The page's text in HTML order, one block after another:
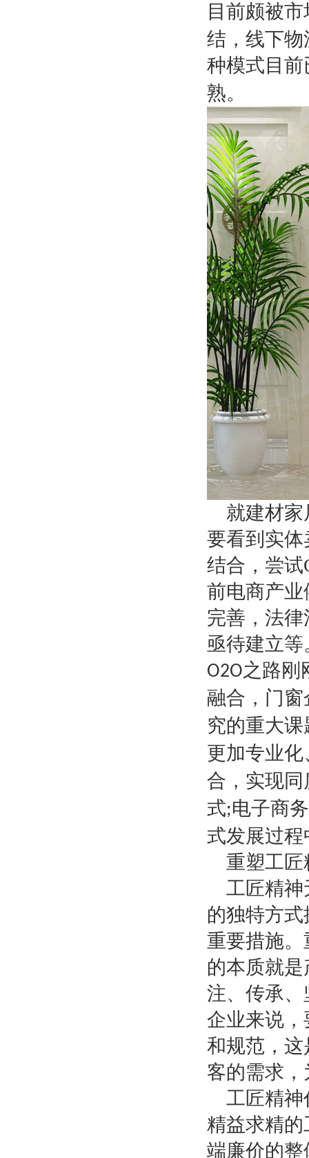
目前颇被
结，线下
种模式目
熟。
就建材
要看到实
结合，尝试
前电商产
完善，法
亟待建立
O2O之路刚
融合，门
究的重大
更加专业
合，实现
式;电子商
式发展过
重塑工匠
工匠精神
的独特方
重要措施
的本质就
注、传承
企业来说
和规范，
客的需求
工匠精神
精益求精
端廉价的